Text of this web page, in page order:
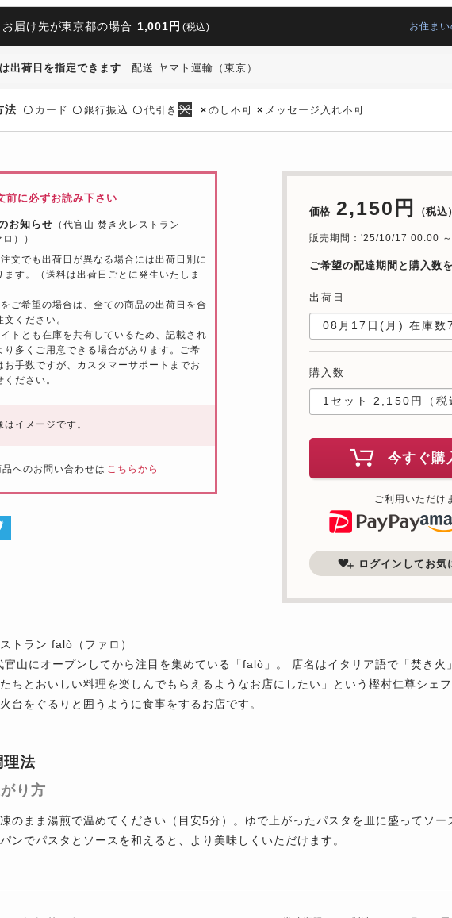
届け先が東京都の場合 1,001円 (税込) お住ま
出荷日を指定できます 配送 ヤマト運輸（東京）
法 〇 カード 〇 銀行振込 〇 代引き × のし不可 × メッセージ入れ不可
価格 2,150円 （税込）
販売期間：'25/10/17 00:00 ～
ご希望の配達期間と購入数
出荷日
購入数
今すぐ購
ご利用いただけ
ログインしてお気
前に必ずお読み下さい
お知らせ （代官山 焚き火レストラン
））
注文でも出荷日が異なる場合には出荷日別に
ます。（送料は出荷日ごとに発生いたしま
をご希望の場合は、全ての商品の出荷日を合
ください。
イトとも在庫を共有しているため、記載され
り多くご用意できる場合があります。ご希
お手数ですが、カスタマーサポートまでお
ださい。
はイメージです。
品へのお問い合わせは こちらから
トラン falò（ファロ）
山にオープンしてから注目を集めている「falò」。 店名はイタリア語で「焚き火
たちとおいしい料理を楽しんでもらえるようなお店にしたい」という樫村仁尊シェ
台をぐるりと囲うように食事をするお店です。
理法
り方
のまま湯煎で温めてください（目安5分）。ゆで上がったパスタを皿に盛ってソー
ンでパスタとソースを和えると、より美味しくいただけます。